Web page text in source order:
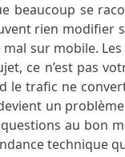
beaucoup se
rien modifier
sur mobile.
ce n’est pas
trafic ne
un
au bon
technique